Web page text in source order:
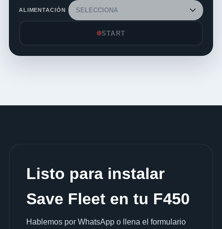
ALIMENTACIÓN
START
Listo para instalar
Save Fleet en tu F450
Hablemos por WhatsApp o llena el formulario